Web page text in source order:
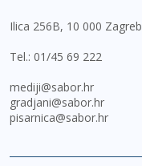
Ilica 256B, 10 000 Zagreb
Tel.: 01/45 69 222
mediji@sabor.hr
gradjani@sabor.hr
pisarnica@sabor.hr